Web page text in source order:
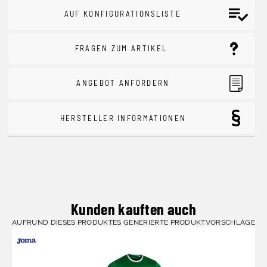
AUF KONFIGURATIONSLISTE
FRAGEN ZUM ARTIKEL
ANGEBOT ANFORDERN
HERSTELLER INFORMATIONEN
Kunden kauften auch
AUFRUND DIESES PRODUKTES GENERIERTE PRODUKTVORSCHLÄGE